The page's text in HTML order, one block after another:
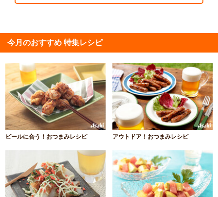
今月のおすすめ 特集レシピ
ビールに合う！おつまみレシピ アウトドア！おつまみレシピ